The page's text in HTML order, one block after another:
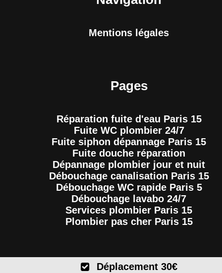
Mentions légales
Pages
Réparation fuite d'eau Paris 15
Fuite WC plombier 24/7
Fuite siphon dépannage Paris 15
Fuite douche réparation
Dépannage plombier jour et nuit
Débouchage canalisation Paris 15
Débouchage WC rapide Paris 5
Débouchage lavabo 24/7
Services plombier Paris 15
Plombier pas cher Paris 15
Déplacement 30€